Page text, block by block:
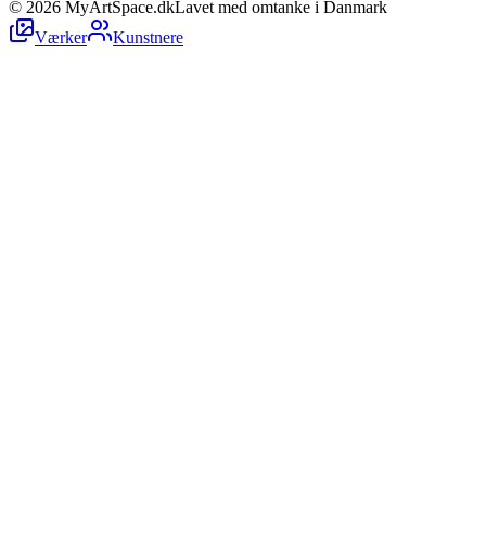
© 2026 MyArtSpace.dkLavet med omtanke i Danmark
Værker
Kunstnere